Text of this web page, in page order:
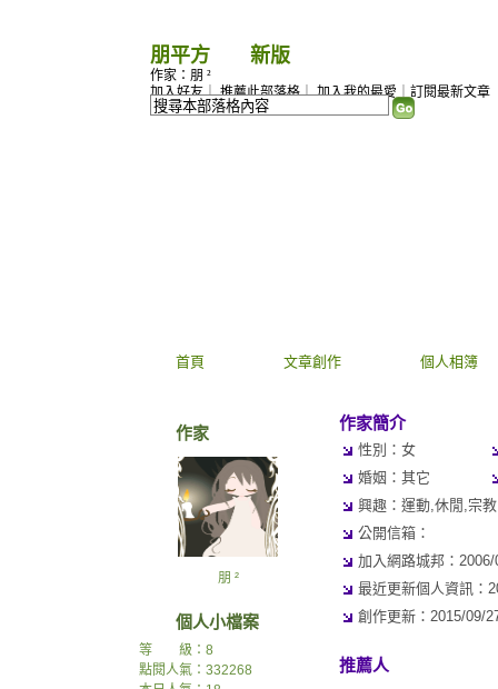
朋平方 新版
首頁 文章創作 個人相簿
加入好友｜推薦此部落格｜加入我的最愛 訂閱最新文章
作家：朋 ²
作家
朋 ²
個人小檔案
等 級：8
點閱人氣：332268
作家簡介
性別：女
婚姻：其它
興趣：運動,休閒,宗
公開信箱：
加入網路城邦：
最近更新個人資訊：
創作更新：2015/09/
推薦人